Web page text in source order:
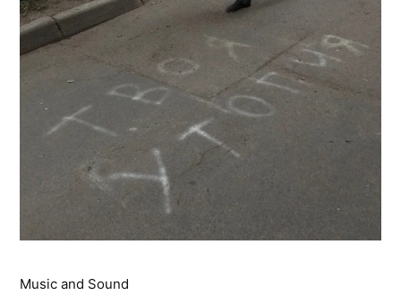
Music and Sound